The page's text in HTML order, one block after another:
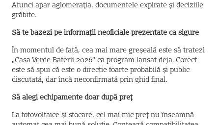
Atunci apar aglomerația, documentele expirate și deciziile
grăbite.
Să te bazezi pe informații neoficiale prezentate ca sigure
În momentul de față, cea mai mare greșeală este să tratezi
„Casa Verde Baterii 2026” ca program lansat deja. Corect
este să spui că este o direcție foarte probabilă și public
discutată, dar încă neconfirmată prin ghid final.
Să alegi echipamente doar după preț
La fotovoltaice și stocare, cel mai mic preț nu înseamnă